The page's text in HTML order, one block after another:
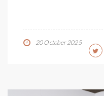
20 October 2025